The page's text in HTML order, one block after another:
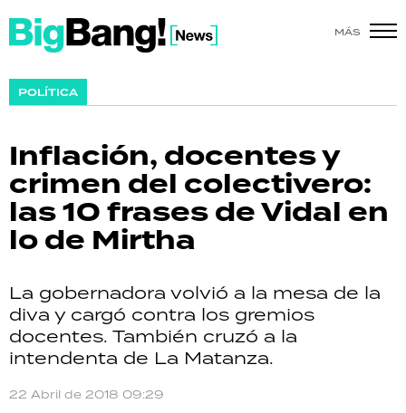
MÁS
POLÍTICA
Inflación, docentes y
crimen del colectivero:
las 10 frases de Vidal en
lo de Mirtha
La gobernadora volvió a la mesa de la
diva y cargó contra los gremios
docentes. También cruzó a la
intendenta de La Matanza.
22 Abril de 2018 09:29
SHOW
ACTUALIDAD
POLICIALES
ECONOMÍA
GRAN HERMANO
SALUD
DEPORTES